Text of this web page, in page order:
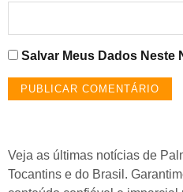
Salvar Meus Dados Neste
Veja as últimas notícias de
Tocantins e do Brasil.